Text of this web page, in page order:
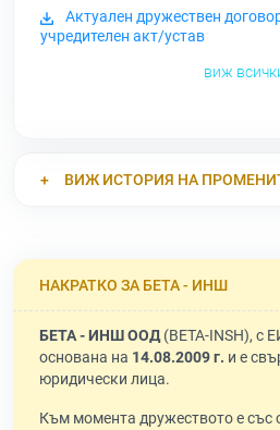
Актуален дружествен
учредителен акт/устав
виж
ВИЖ ИСТОРИЯ НА
НАКРАТКО ЗА БЕТА - ИНШ
БЕТА - ИНШ ООД(BETA-INSH), с
основана на 14.08.2009 г. и е
юридически лица.
Към момента дружеството е със